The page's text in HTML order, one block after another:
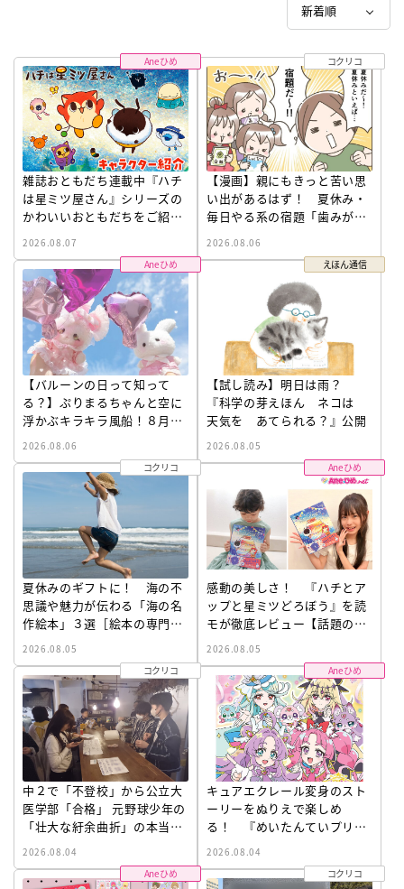
Aneひめ
雑誌おともだち連載中『ハチ
は星ミツ屋さん』シリーズの
かわいいおともだちをご紹
2026.08.07
コクリコ
【漫画】親にもきっと苦い思
い出があるはず！ 夏休み・
毎日やる系の宿題「歯みがき
子どもとその結末
2026.08.06
Aneひめ
【バルーンの日って知って
る？】ぷりまるちゃんと空に
浮かぶキラキラ風船！８月６
2026.08.06
えほん通信
【試し読み】明日は雨？
『科学の芽えほん ネコは
天気を あてられる？』公開
2026.08.05
コクリコ
夏休みのギフトに！ 海の不
思議や魅力が伝わる「海の名
作絵本」３選［絵本の専門家
が選出］
2026.08.05
Aneひめ
感動の美しさ！ 『ハチとア
ップと星ミツどろぼう』を読
モが徹底レビュー【話題の絵
本】
2026.08.05
コクリコ
中２で「不登校」から公立大
医学部「合格」 元野球少年の
「壮大な紆余曲折」の本当の
価値とは
2026.08.04
Aneひめ
キュアエクレール変身のスト
ーリーをぬりえで楽しめ
る！ 『めいたんていプリキ
ュア！ おはなしドレスぬり
2026.08.04
Aneひめ
コクリコ